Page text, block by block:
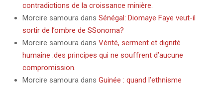
contradictions de la croissance minière.
Morcire samoura dans Sénégal: Diomaye Faye veut-il
sortir de l’ombre de SSonoma?
Morcire samoura dans Vérité, serment et dignité
humaine :des principes qui ne souffrent d’aucune
compromission.
Morcire samoura dans Guinée : quand l’ethnisme